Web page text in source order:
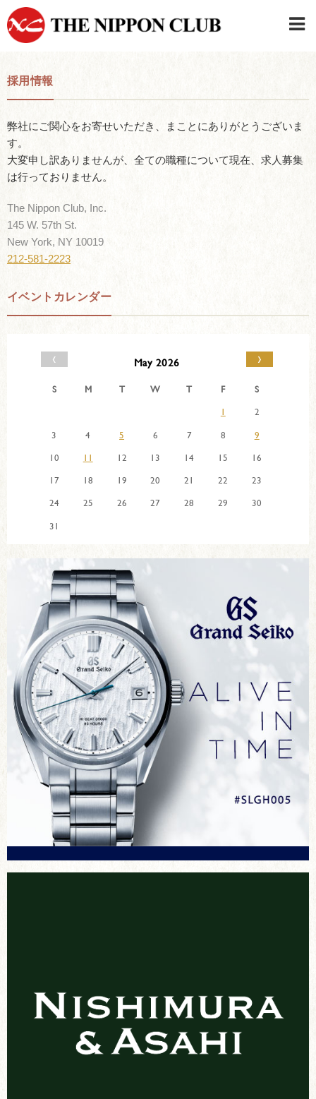
採用情報
弊社にご関心をお寄せいただき、まことにありがとうございま
す。
大変申し訳ありませんが、全ての職種について現在、求人募集
は行っておりません。
The Nippon Club, Inc.
145 W. 57th St.
New York, NY 10019
212-581-2223
イベントカレンダー
‹ May 2026 ›
S M T W T F
S
1
2
3
4 5 6 7 8
9
10
11 12 13 14 15
16
17
18 19 20 21 22
23
24
25 26 27 28 29
30
31
日本クラブメンバーログイン
連絡先・駐車場
はじめてご利用の方はこちら
›